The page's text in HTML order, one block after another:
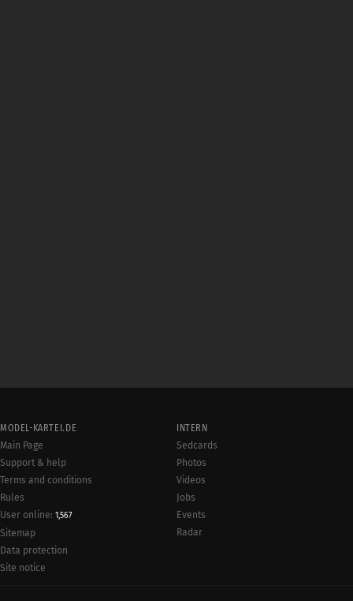
MODEL-KARTEI.DE
Main Page
Support & help
Terms and conditions
Rules
User online: 1,567
Sitemap
Data protection
Site notice
INTERN
Sedcards
Photos
Videos
Jobs
Events
Radar